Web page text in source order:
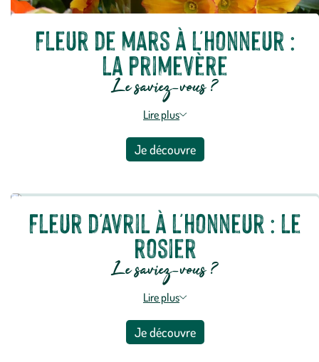
Fleur de mars à l'honneur :
la primevère
Le saviez-vous ?
Lire plus
Je découvre
Fleur d'avril à l'honneur : le
rosier
Le saviez-vous ?
Lire plus
Je découvre